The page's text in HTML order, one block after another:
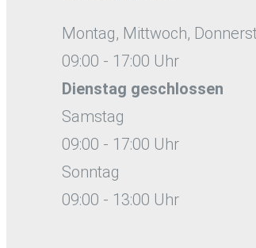
Montag, Mittwoch,
09:00 - 17:00 Uhr
Dienstag geschlossen
Samstag
09:00 - 17:00 Uhr
Sonntag
09:00 - 13:00 Uhr